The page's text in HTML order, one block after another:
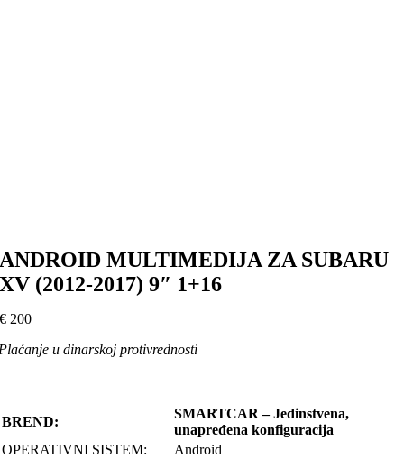
ANDROID MULTIMEDIJA ZA SUBARU
XV (2012-2017) 9″ 1+16
€ 200
u dinarskoj protivrednosti
BREND:
SMARTCAR – Jedinstvena,
unapređena konfiguracija
OPERATIVNI SISTEM:
Android